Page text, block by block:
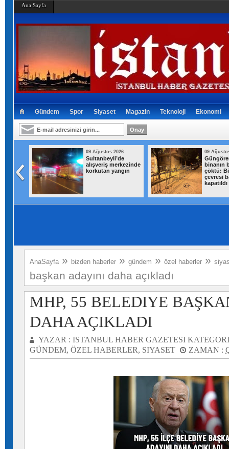
Ana Sayfa
Gündem Spor Siyaset Magazin Teknoloji Ekonomi
09 Ağustos 2026
Güngören’de 5 katlı
binanın balkonu
çöktü: Binanın
çevresi bariyerle
kapatıldı
09 Ağustos 2026
AK Parti
İstanbul’dan "AK
Belediyeciliği
Yerinde Gör"
programı
AnaSayfa » bizden haberler » gündem » özel haberler »
başkan adayını daha açıkladı
MHP, 55 BELEDIYE
DAHA AÇIKLADI
YAZAR : ISTANBUL HABER GAZETESI
GÜNDEM, ÖZEL HABERLER, SIYASET ZAMAN :